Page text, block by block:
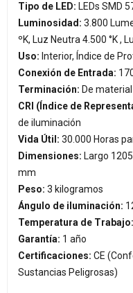
Tipo de LED: LEDs SMD
Luminosidad: 3.800
ºK, Luz Neutra 4.500 °K ,
Uso: Interior, Índice de
Conexión de Entrada:
Terminación: De
CRI (Índice de
de iluminación
Vida Útil: 30.000 Horas
Dimensiones: Largo
mm
Peso: 3 kilogramos
Ángulo de iluminación:
Temperatura de Trabajo:
Garantía: 1 año
Certificaciones: CE
Sustancias Peligrosas)